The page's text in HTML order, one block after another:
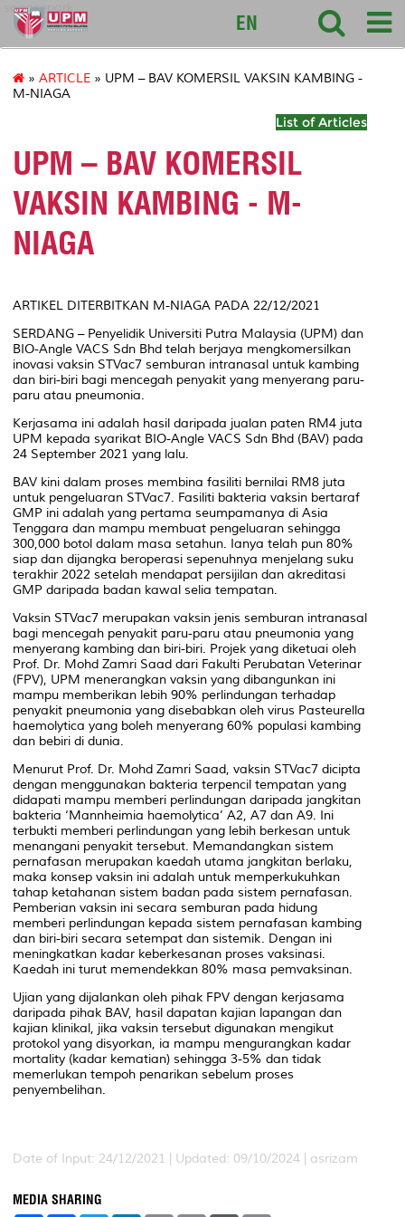
sciencepark
EN
» ARTICLE » UPM – BAV KOMERSIL VAKSIN KAMBING -
M-NIAGA
List of Articles
UPM – BAV KOMERSIL
VAKSIN KAMBING - M-
NIAGA
ARTIKEL DITERBITKAN M-NIAGA PADA 22/12/2021
SERDANG – Penyelidik Universiti Putra Malaysia (UPM) dan
BIO-Angle VACS Sdn Bhd telah berjaya mengkomersilkan
inovasi vaksin STVac7 semburan intranasal untuk kambing
dan biri-biri bagi mencegah penyakit yang menyerang paru-
paru atau pneumonia.
Kerjasama ini adalah hasil daripada jualan paten RM4 juta
UPM kepada syarikat BIO-Angle VACS Sdn Bhd (BAV) pada
24 September 2021 yang lalu.
BAV kini dalam proses membina fasiliti bernilai RM8 juta
untuk pengeluaran STVac7. Fasiliti bakteria vaksin bertaraf
GMP ini adalah yang pertama seumpamanya di Asia
Tenggara dan mampu membuat pengeluaran sehingga
300,000 botol dalam masa setahun. Ianya telah pun 80%
siap dan dijangka beroperasi sepenuhnya menjelang suku
terakhir 2022 setelah mendapat persijilan dan akreditasi
GMP daripada badan kawal selia tempatan.
Vaksin STVac7 merupakan vaksin jenis semburan intranasal
bagi mencegah penyakit paru-paru atau pneumonia yang
menyerang kambing dan biri-biri. Projek yang diketuai oleh
Prof. Dr. Mohd Zamri Saad dari Fakulti Perubatan Veterinar
(FPV), UPM menerangkan vaksin yang dibangunkan ini
mampu memberikan lebih 90% perlindungan terhadap
penyakit pneumonia yang disebabkan oleh virus Pasteurella
haemolytica yang boleh menyerang 60% populasi kambing
dan bebiri di dunia.
Menurut Prof. Dr. Mohd Zamri Saad, vaksin STVac7 dicipta
dengan menggunakan bakteria terpencil tempatan yang
didapati mampu memberi perlindungan daripada jangkitan
bakteria ‘Mannheimia haemolytica’ A2, A7 dan A9. Ini
terbukti memberi perlindungan yang lebih berkesan untuk
menangani penyakit tersebut. Memandangkan sistem
pernafasan merupakan kaedah utama jangkitan berlaku,
maka konsep vaksin ini adalah untuk memperkukuhkan
tahap ketahanan sistem badan pada sistem pernafasan.
Pemberian vaksin ini secara semburan pada hidung
memberi perlindungan kepada sistem pernafasan kambing
dan biri-biri secara setempat dan sistemik. Dengan ini
meningkatkan kadar keberkesanan proses vaksinasi.
Kaedah ini turut memendekkan 80% masa pemvaksinan.
Ujian yang dijalankan oleh pihak FPV dengan kerjasama
daripada pihak BAV, hasil dapatan kajian lapangan dan
kajian klinikal, jika vaksin tersebut digunakan mengikut
protokol yang disyorkan, ia mampu mengurangkan kadar
mortality (kadar kematian) sehingga 3-5% dan tidak
memerlukan tempoh penarikan sebelum proses
penyembelihan.
Date of Input: 24/12/2021 | Updated: 09/10/2024 | asrizam
MEDIA SHARING